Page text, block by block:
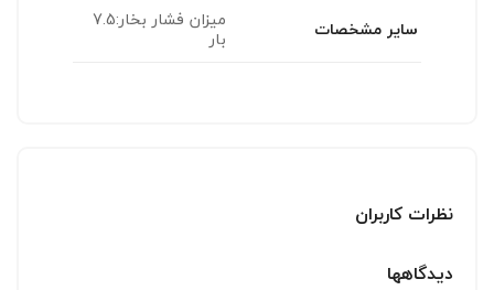
سایر مشخصات
میزان فشار بخار:7.5
بار
نظرات کاربران
دیدگاهها